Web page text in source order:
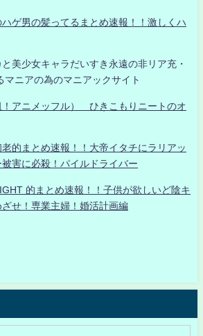
ハゲ男の髪ってるまとめ速報！！激しくハ
美少女キャラだいすき永遠の非リア充・
マニアの為のマニアックサイト
！アニメッフル） ひきこもりニートのオ
的まとめ速報！！大帝イタチにラリアッ
被害に必殺！パイルドライバー
的まとめ速報！！子供が欲しいど陰キ
せ！専業主婦！婚活計画編